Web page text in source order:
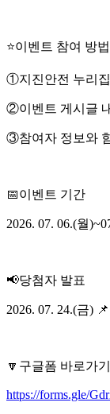
⭐이벤트 참여 방법
①지진안전 누리집
②이벤트 게시글
③참여자 정보와
📅이벤트 기간
2026. 07. 06.(월
📢당첨자 발표
2026. 07. 24.(금)
🔽구글폼 바로가기
https://forms.gle/